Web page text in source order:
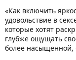
«Как включить
удовольствие в
которые хотят
глубже ощущать
более насыщенной,